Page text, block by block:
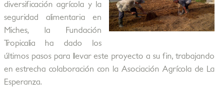
diversificación agrícola y la
seguridad alimentaria en
Miches, la Fundación
Tropicalia ha dado los
últimos pasos para llevar este proyecto a su fin, trabajando
en estrecha colaboración con la Asociación Agrícola de La
Esperanza.